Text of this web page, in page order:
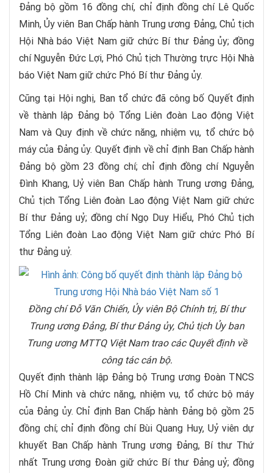
Đảng bộ gồm 16 đồng chí, chỉ định đồng chí Lê Quốc
Minh, Ủy viên Ban Chấp hành Trung ương Đảng, Chủ tịch
Hội Nhà báo Việt Nam giữ chức Bí thư Đảng ủy; đồng
chí Nguyễn Đức Lợi, Phó Chủ tịch Thường trực Hội Nhà
báo Việt Nam giữ chức Phó Bí thư Đảng ủy.
Cũng tại Hội nghị, Ban tổ chức đã công bố Quyết định
về thành lập Đảng bộ Tổng Liên đoàn Lao động Việt
Nam và Quy định về chức năng, nhiệm vụ, tổ chức bộ
máy của Đảng ủy. Quyết định về chỉ định Ban Chấp hành
Đảng bộ gồm 23 đồng chí; chỉ định đồng chí Nguyễn
Đình Khang, Uỷ viên Ban Chấp hành Trung ương Đảng,
Chủ tịch Tổng Liên đoàn Lao động Việt Nam giữ chức
Bí thư Đảng uỷ; đồng chí Ngọ Duy Hiểu, Phó Chủ tịch
Tổng Liên đoàn Lao động Việt Nam giữ chức Phó Bí
thư Đảng uỷ.
Đồng chí Đỗ Văn Chiến, Ủy viên Bộ Chính trị, Bí thư
Trung ương Đảng, Bí thư Đảng ủy, Chủ tịch Ủy ban
Trung ương MTTQ Việt Nam trao các Quyết định về
công tác cán bộ.
Quyết định thành lập Đảng bộ Trung ương Đoàn TNCS
Hồ Chí Minh và chức năng, nhiệm vụ, tổ chức bộ máy
của Đảng ủy. Chỉ định Ban Chấp hành Đảng bộ gồm 25
đồng chí; chỉ định đồng chí Bùi Quang Huy, Uỷ viên dự
khuyết Ban Chấp hành Trung ương Đảng, Bí thư Thứ
nhất Trung ương Đoàn giữ chức Bí thư Đảng uỷ; đồng